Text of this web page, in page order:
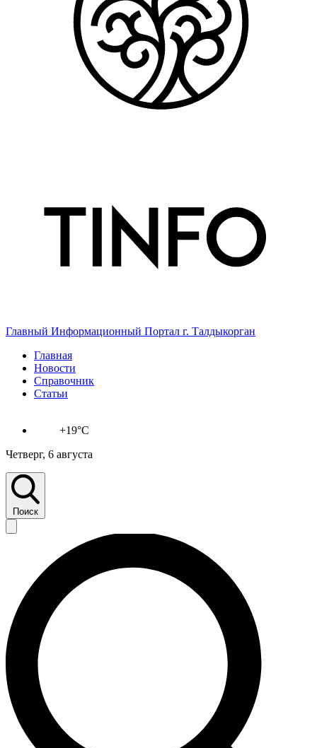
Главный Информационный Портал г. Талдыкорган
Главная
Новости
Справочник
Статьи
+19°C
Четверг, 6 августа
Поиск